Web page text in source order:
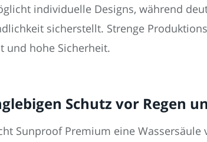
individuelle Designs, während
sicherstellt. Strenge
und hohe Sicherheit.
Schutz vor Regen
Sunproof Premium eine